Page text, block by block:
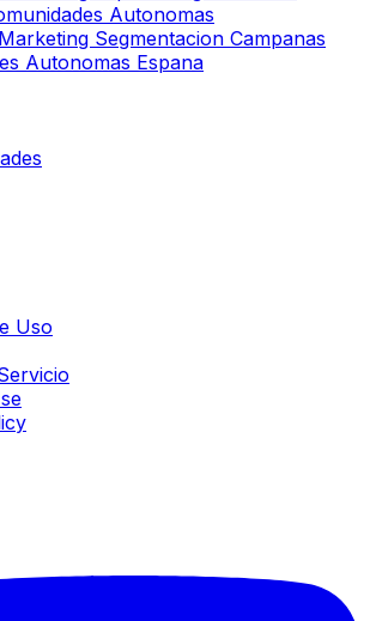
Autonomas
Segmentacion Campanas
Autonomas Espana
Uso